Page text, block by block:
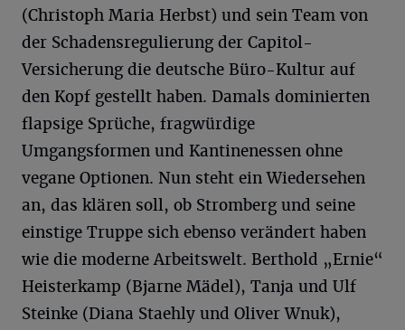
(Christoph Maria Herbst) und sein Team von
der Schadensregulierung der Capitol-
Versicherung die deutsche Büro-Kultur auf
den Kopf gestellt haben. Damals dominierten
flapsige Sprüche, fragwürdige
Umgangsformen und Kantinenessen ohne
vegane Optionen. Nun steht ein Wiedersehen
an, das klären soll, ob Stromberg und seine
einstige Truppe sich ebenso verändert haben
wie die moderne Arbeitswelt. Berthold „Ernie“
Heisterkamp (Bjarne Mädel), Tanja und Ulf
Steinke (Diana Staehly und Oliver Wnuk),